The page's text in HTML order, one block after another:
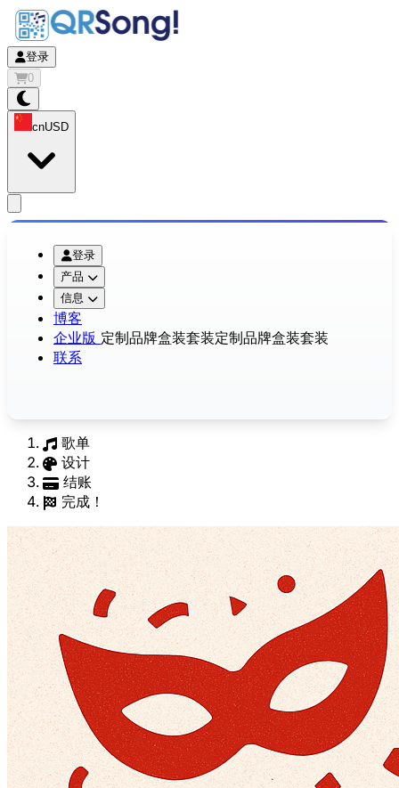
登录
0
cnUSD
登录
产品
信息
博客
企业版 定制品牌盒装套装定制品牌盒装套装
联系
歌单
设计
结账
完成！